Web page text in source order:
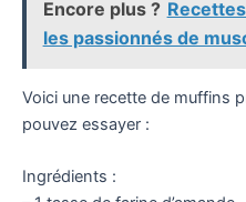
Encore plus ?
les passionnés de
Voici une recette de muffins
pouvez essayer :
Ingrédients :